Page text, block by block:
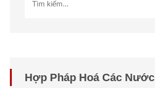
Hợp Pháp Hoá Các Nước